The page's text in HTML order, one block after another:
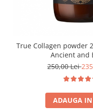
True Collagen powder
Ancient and
250,00 Lei
ADAUGA IN